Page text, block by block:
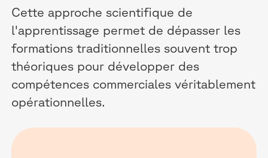
Cette approche scientifique de
l'apprentissage permet de dépasser les
formations traditionnelles souvent trop
théoriques pour développer des
compétences commerciales véritablement
opérationnelles.